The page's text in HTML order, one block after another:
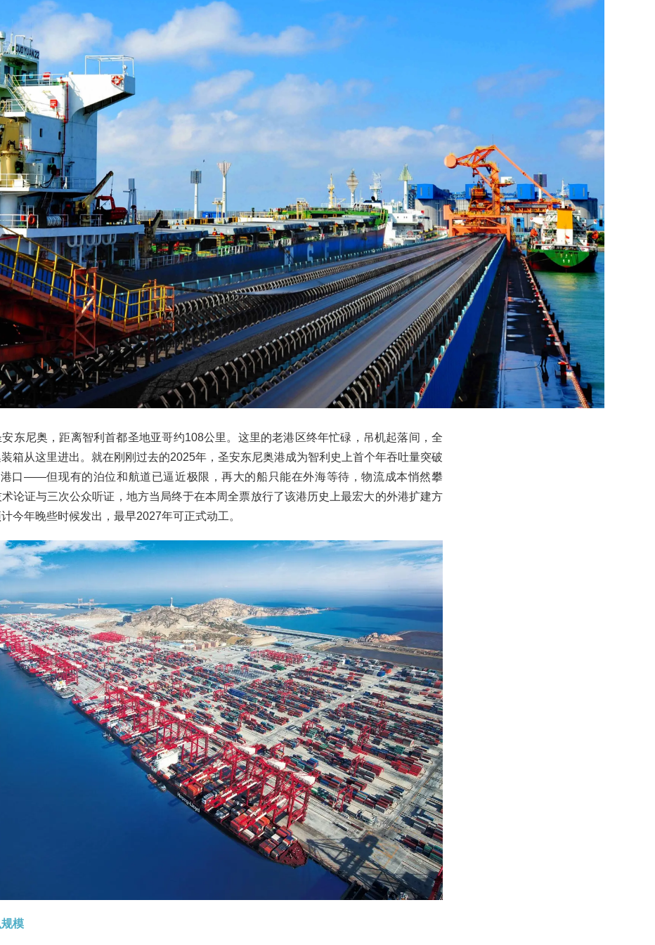
东尼奥，距离智利首都圣地亚哥约108公里。这里的老港区终年忙碌，吊机起落间，全
箱从这里进出。就在刚刚过去的2025年，圣安东尼奥港成为智利史上首个年吞吐量突破
口——但现有的泊位和航道已逼近极限，再大的船只能在外海等待，物流成本悄然攀
论证与三次公众听证，地方当局终于在本周全票放行了该港历史上最宏大的外港扩建方
今年晚些时候发出，最早2027年可正式动工。
模